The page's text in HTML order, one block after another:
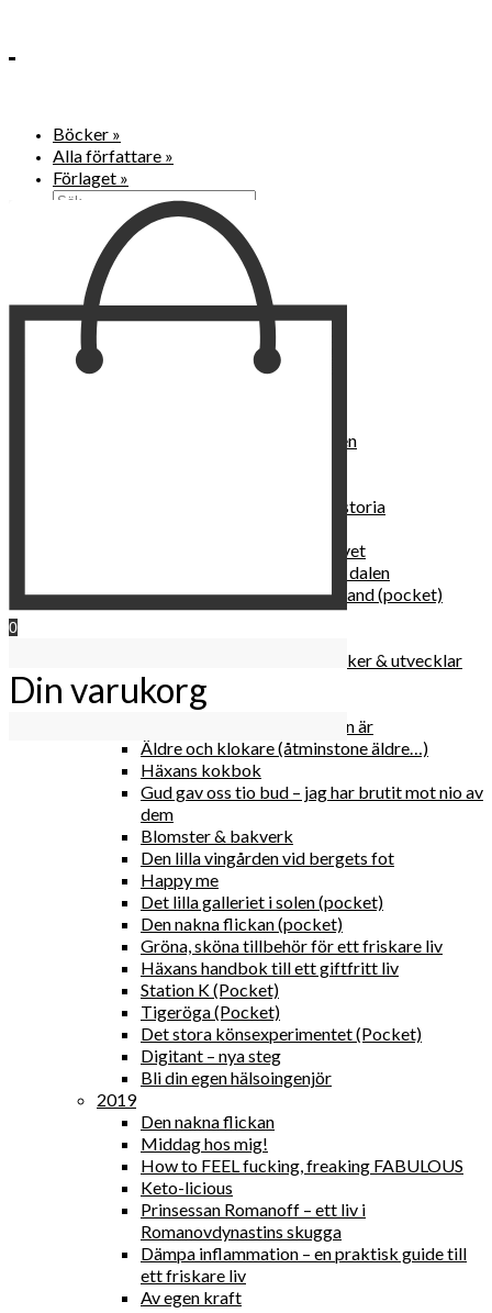
Böcker »
Alla författare »
Förlaget »
Search
Böcker
2022
Baka & ta tillvara
Kvinnan som lekte med elden
Vattenvarelser : en kulturhistoria
Happy skin : ung hud hela livet
Det lilla pensionatet i gröna dalen
I trygghetsnarkomanernas land (pocket)
36 dygn i dödens väntrum
Self Love – hur du läker, stärker & utvecklar
relationen med dig själv
2020
Hur du blir parisisk var du än är
Äldre och klokare (åtminstone äldre…)
Häxans kokbok
Gud gav oss tio bud – jag har brutit mot nio av
dem
Blomster & bakverk
Den lilla vingården vid bergets fot
Happy me
Det lilla galleriet i solen (pocket)
Den nakna flickan (pocket)
Gröna, sköna tillbehör för ett friskare liv
Häxans handbok till ett giftfritt liv
Station K (Pocket)
Tigeröga (Pocket)
Det stora könsexperimentet (Pocket)
Digitant – nya steg
Bli din egen hälsoingenjör
2019
Den nakna flickan
Middag hos mig!
How to FEEL fucking, freaking FABULOUS
Keto-licious
Prinsessan Romanoff – ett liv i
Romanovdynastins skugga
Dämpa inflammation – en praktisk guide till
ett friskare liv
Av egen kraft
0
Din varukorg